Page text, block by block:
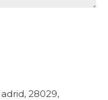
28029,